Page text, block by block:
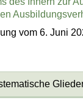
vom 6. Juni